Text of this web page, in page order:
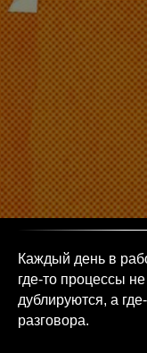
Каждый день в
где-то процессы
дублируются, а
разговора.